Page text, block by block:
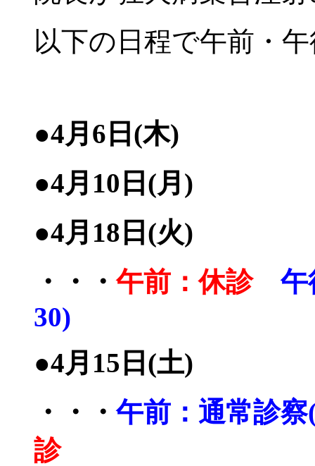
以下の日程で午前・
●4月6日(木)
●4月10日(月)
●4月18日(火)
・・・午前：休診
午
30)
●4月15日(土)
・・・午前：通常診察
診